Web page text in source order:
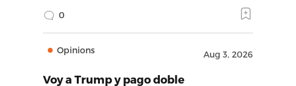
0
Opinions Aug 3, 2026
Voy a Trump y pago doble